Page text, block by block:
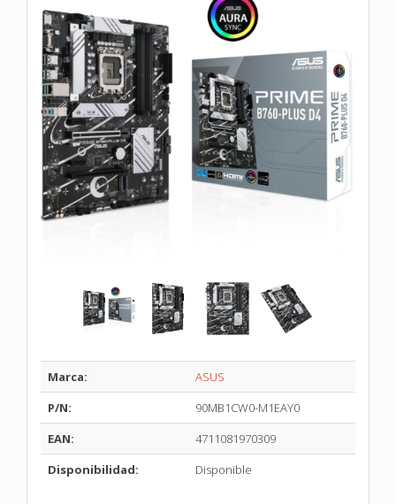
Marca:
ASUS
P/N:
90MB1CW0-M1EAY0
EAN:
4711081970309
Disponibilidad:
Disponible